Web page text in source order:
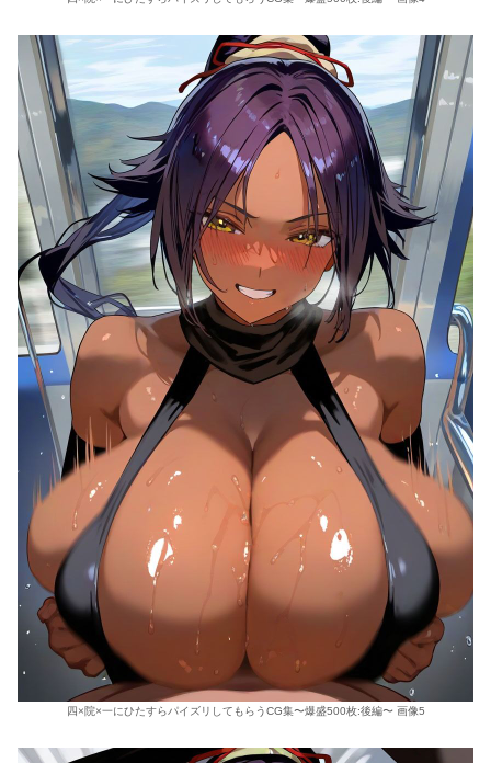
四×院×一にひたすらパイズリしてもらうCG集〜爆盛500枚:後編〜 画像5